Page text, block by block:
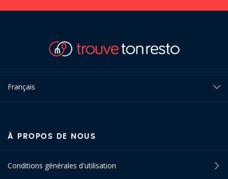
Français
À PROPOS DE NOUS
Conditions générales d'utilisation